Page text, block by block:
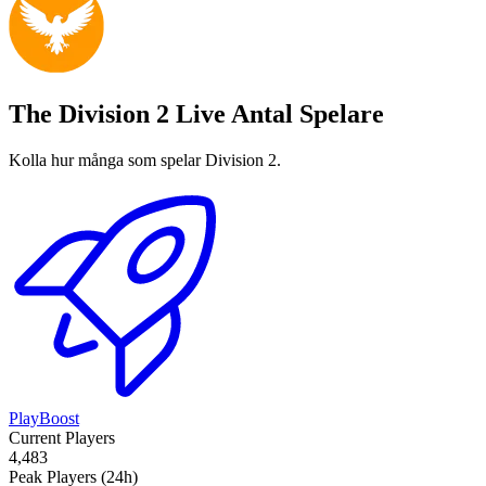
The Division 2 Live Antal Spelare
Kolla hur många som spelar Division 2.
PlayBoost
Current Players
4,483
Peak Players (24h)